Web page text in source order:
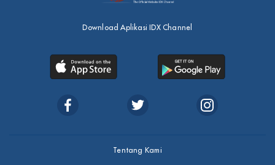
Download Aplikasi IDX Channel
Tentang Kami